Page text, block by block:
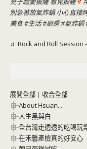
別急著放氣炸鍋 小心直接
美食#生活#廚房#氣炸鍋
♬ Rock and Roll Session
展開全部 | 收合全部
About Hsuan...
人生黑與白
全台灣走透透的吃喝玩
在禾馨產檢真的好安心